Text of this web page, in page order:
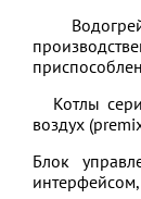
Котлы
воздух
Блок